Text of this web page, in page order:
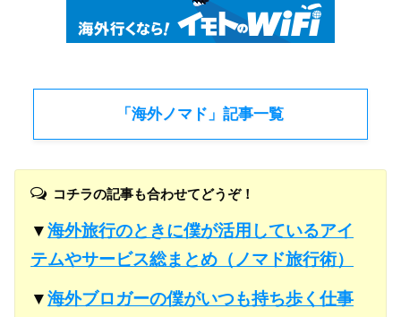
「海外ノマド」記事一覧
コチラの記事も合わせてどうぞ！
▼海外旅行のときに僕が活用しているアイ
テムやサービス総まとめ（ノマド旅行術）
▼海外ブロガーの僕がいつも持ち歩く仕事